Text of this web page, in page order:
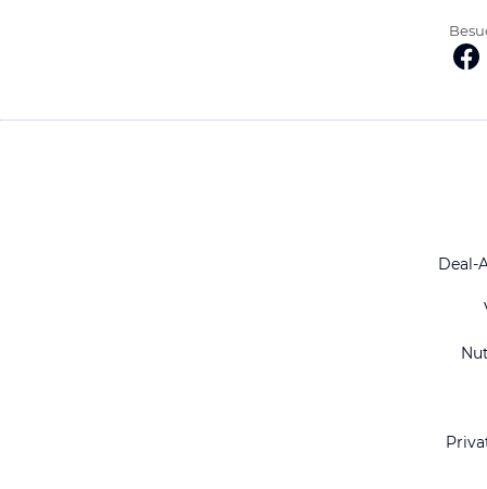
Deal-